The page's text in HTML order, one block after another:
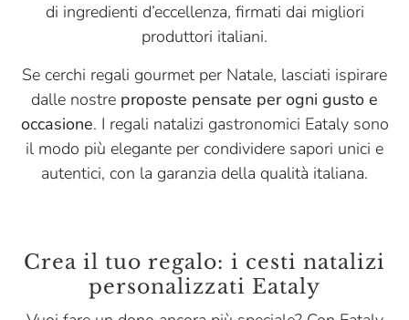
di ingredienti d’eccellenza, firmati dai migliori
produttori italiani.
Se cerchi regali gourmet per Natale, lasciati ispirare
dalle nostre proposte pensate per ogni gusto e
occasione. I regali natalizi gastronomici Eataly sono
il modo più elegante per condividere sapori unici e
autentici, con la garanzia della qualità italiana.
Crea il tuo regalo: i cesti natalizi
personalizzati Eataly